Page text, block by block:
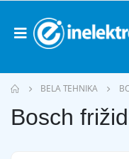
BELA TEHNIKA
Bosch